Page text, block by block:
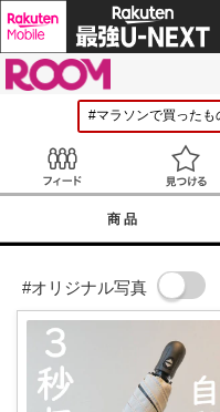
商品
#オリジナル写真